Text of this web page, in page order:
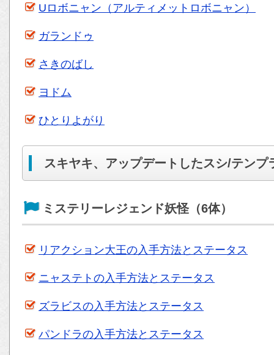
Uロボニャン（アルティメットロボニャン）
ガランドゥ
さきのばし
ヨドム
ひとりよがり
スキヤキ、アップデートしたスシ/テンプ
ミステリーレジェンド妖怪（6体）
リアクション大王の入手方法とステータス
ニャステトの入手方法とステータス
ズラビスの入手方法とステータス
パンドラの入手方法とステータス